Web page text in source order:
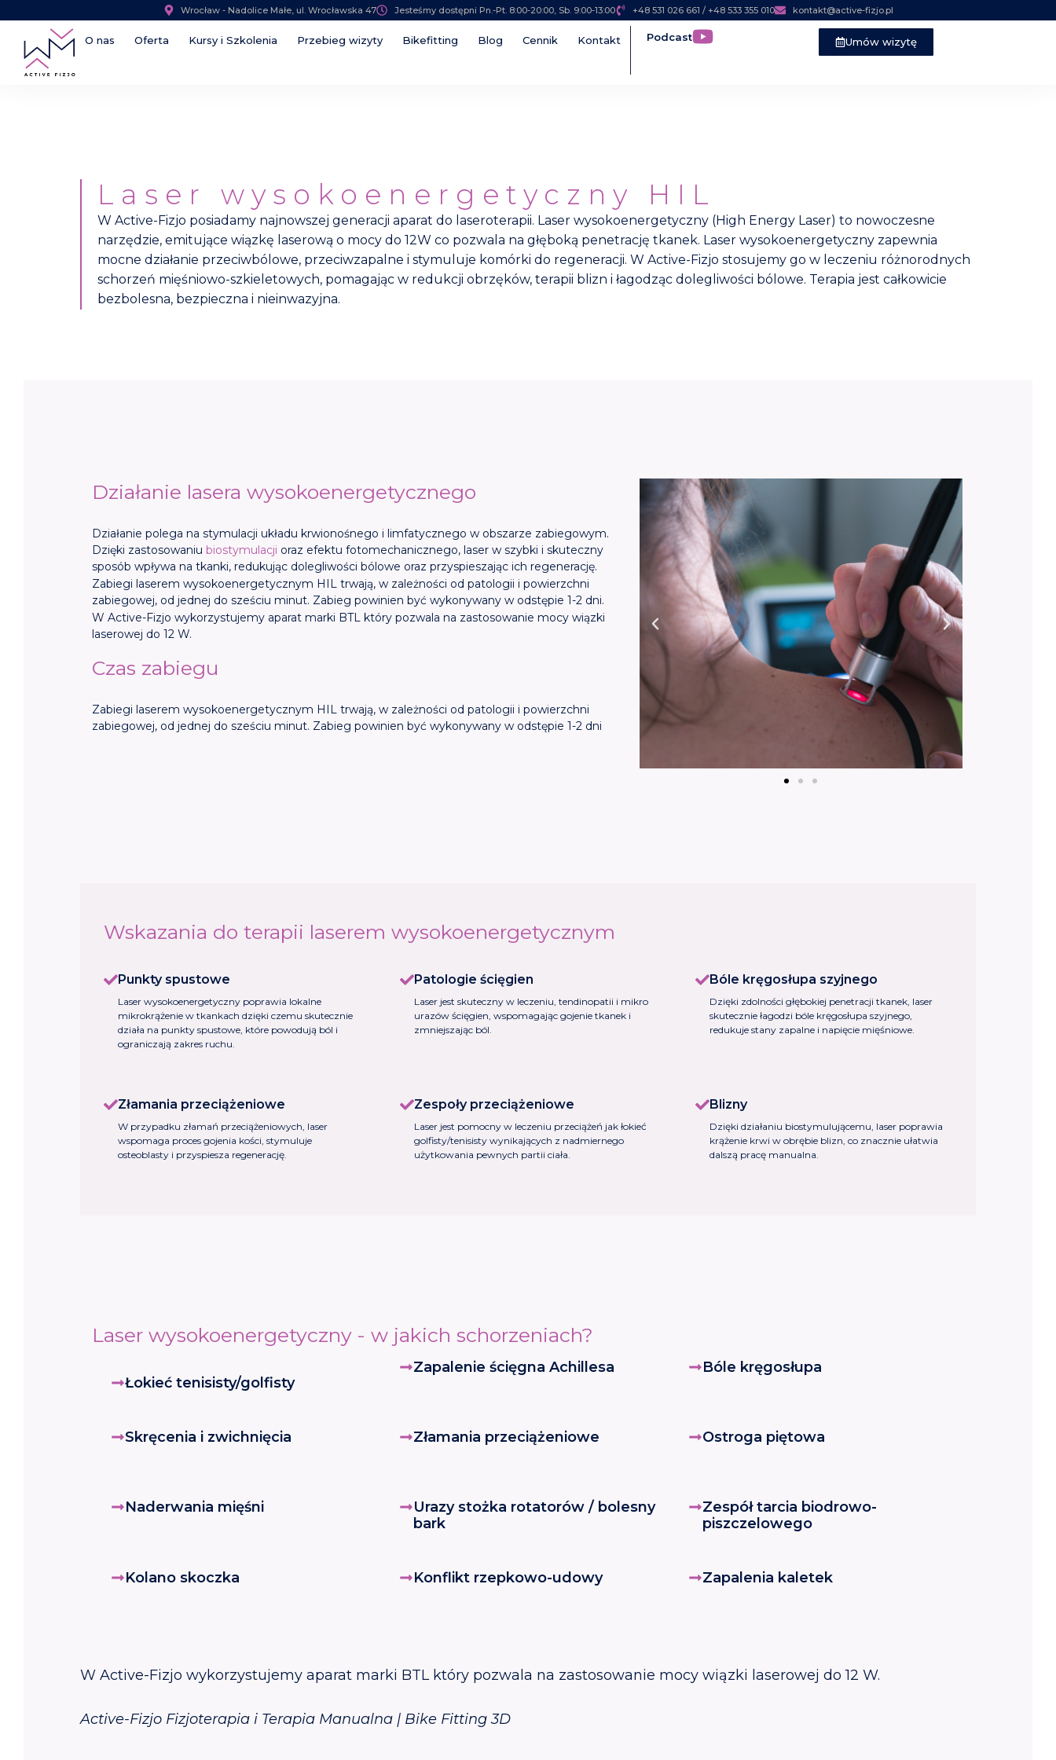
Wrocław - Nadolice Małe, ul. Wrocławska 47 Jesteśmy dostępni Pn.-Pt. 8:00-20:00, Sb. 9:00-13:00 ‭+48 531 026 661‬ / +48 533 355 010 kontakt@active-fizjo.pl
O nas Oferta Kursy i Szkolenia Przebieg wizyty Bikefitting Blog Cennik Kontakt Podcast Umów wizytę
Laser wysokoenergetyczny HIL
W Active-Fizjo posiadamy najnowszej generacji aparat do laseroterapii. Laser wysokoenergetyczny (High Energy Laser) to nowoczesne
narzędzie, emitujące wiązkę laserową o mocy do 12W co pozwala na głęboką penetrację tkanek. Laser wysokoenergetyczny zapewnia
mocne działanie przeciwbólowe, przeciwzapalne i stymuluje komórki do regeneracji. W Active-Fizjo stosujemy go w leczeniu różnorodnych
schorzeń mięśniowo-szkieletowych, pomagając w redukcji obrzęków, terapii blizn i łagodząc dolegliwości bólowe. Terapia jest całkowicie
bezbolesna, bezpieczna i nieinwazyjna.
Działanie lasera wysokoenergetycznego
Działanie polega na stymulacji układu krwionośnego i limfatycznego w obszarze zabiegowym.
Dzięki zastosowaniu biostymulacji oraz efektu fotomechanicznego, laser w szybki i skuteczny
sposób wpływa na tkanki, redukując dolegliwości bólowe oraz przyspieszając ich regenerację.
Zabiegi laserem wysokoenergetycznym HIL trwają, w zależności od patologii i powierzchni
zabiegowej, od jednej do sześciu minut. Zabieg powinien być wykonywany w odstępie 1-2 dni.
W Active-Fizjo wykorzystujemy aparat marki BTL który pozwala na zastosowanie mocy wiązki
laserowej do 12 W.
Czas zabiegu
Zabiegi laserem wysokoenergetycznym HIL trwają, w zależności od patologii i powierzchni
zabiegowej, od jednej do sześciu minut. Zabieg powinien być wykonywany w odstępie 1-2 dni
Wskazania do terapii laserem wysokoenergetycznym
Punkty spustowe
Laser wysokoenergetyczny poprawia lokalne
mikrokrążenie w tkankach dzięki czemu skutecznie
działa na punkty spustowe, które powodują ból i
ograniczają zakres ruchu.
Patologie ścięgien
Laser jest skuteczny w leczeniu, tendinopatii i mikro
urazów ścięgien, wspomagając gojenie tkanek i
zmniejszając ból.
Bóle kręgosłupa szyjnego
Dzięki zdolności głębokiej penetracji tkanek, laser
skutecznie łagodzi bóle kręgosłupa szyjnego,
redukuje stany zapalne i napięcie mięśniowe.
Złamania przeciążeniowe
W przypadku złamań przeciążeniowych, laser
wspomaga proces gojenia kości, stymuluje
osteoblasty i przyspiesza regenerację.
Zespoły przeciążeniowe
Laser jest pomocny w leczeniu przeciążeń jak łokieć
golfisty/tenisisty wynikających z nadmiernego
użytkowania pewnych partii ciała.
Blizny
Dzięki działaniu biostymulującemu, laser poprawia
krążenie krwi w obrębie blizn, co znacznie ułatwia
dalszą pracę manualna.
Laser wysokoenergetyczny - w jakich schorzeniach?
Łokieć tenisisty/golfisty
Zapalenie ścięgna Achillesa Bóle kręgosłupa
Skręcenia i zwichnięcia Złamania przeciążeniowe Ostroga piętowa
Naderwania mięśni
Urazy stożka rotatorów / bolesny
bark
Zespół tarcia biodrowo-
piszczelowego
Kolano skoczka Konflikt rzepkowo-udowy Zapalenia kaletek
W Active-Fizjo wykorzystujemy aparat marki BTL który pozwala na zastosowanie mocy wiązki laserowej do 12 W.
Active-Fizjo Fizjoterapia i Terapia Manualna | Bike Fitting 3D